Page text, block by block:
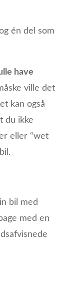
én del som
have
ville det
kan også
du ikke
eller “wet
bil med
med en